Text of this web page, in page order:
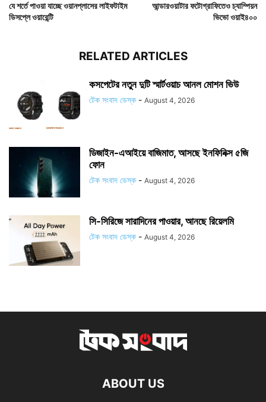
যে শর্তে পাওয়া যাচ্ছে ওয়ানপ্লাসের লাইফটাইম
ডিসপ্লে ওয়ারেন্টি
আন্ডারওয়াটার ফটোগ্রাফিতেও চ্যাম্পিয়ন
ভিভো ওয়াই৪০০
RELATED ARTICLES
কসপেটের নতুন দুটি স্মার্টওয়াচ আনল মোশন ভিউ
টেক সংবাদ ডেস্ক - August 4, 2026
ডিজাইন-এআইয়ে বাজিমাত, আসছে ইনফিনিক্স ৫জি
ফোন
টেক সংবাদ ডেস্ক - August 4, 2026
সি-সিরিজে সারাদিনের পাওয়ার, আনছে রিয়েলমি
টেক সংবাদ ডেস্ক - August 4, 2026
ABOUT US